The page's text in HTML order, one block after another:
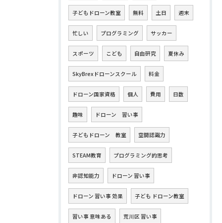
子どもドローン教室 無料 土日 週末
忙しい プログラミング サッカー
スポーツ こども 自由研究 夏休み
SkyBrexドローンスクール 料金
ドローン国家資格 個人 費用 日数
趣味 ドローン 習い事
子どもドローン 教室 空間認識力
STEAM教育 プログラミング的思考
非認知能力 ドローン 習い事
ドローン 習い事 効果 子ども ドローン教室
習い事 意味ある 荒川区 習い事